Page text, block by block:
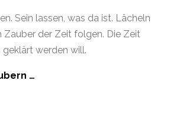
Sein lassen, was da ist. Lächeln
Zauber der Zeit folgen. Die Zeit
geklärt werden will.
…